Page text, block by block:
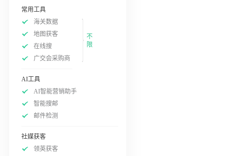
常用工具
海关数据
地图获客
在线搜
广交会采购商
不
限
AI工具
AI智能营销助手
智能搜邮
邮件检测
社媒获客
领英获客